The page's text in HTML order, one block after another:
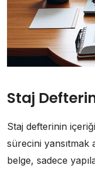
Staj
Staj defterinin
sürecini yansıtmak
belge, sadece